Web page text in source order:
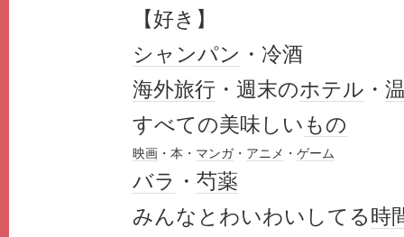
【好き】
シャンパン ・冷酒
海外旅行 ・週末のホテル ・
すべての美味しい もの
映画 ・本・ マンガ・ アニメ ・ ゲーム
バラ ・ 芍薬
みんなとわいわいしてる時